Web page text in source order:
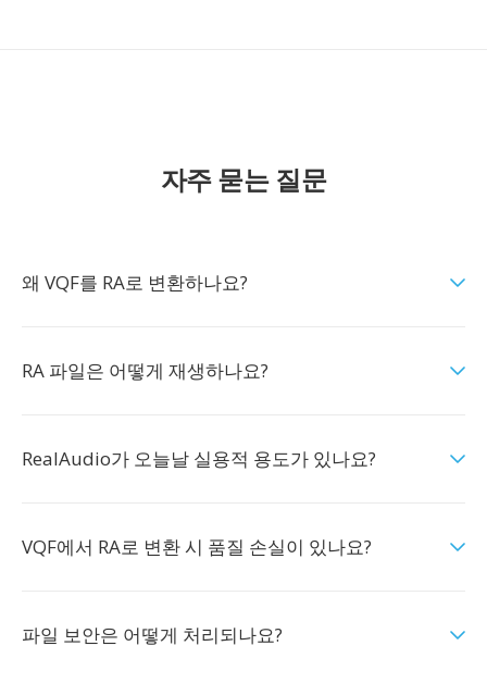
자주 묻는 질문
왜 VQF를 RA로 변환하나요?
RA 파일은 어떻게 재생하나요?
RealAudio가 오늘날 실용적 용도가 있나요?
VQF에서 RA로 변환 시 품질 손실이 있나요?
파일 보안은 어떻게 처리되나요?